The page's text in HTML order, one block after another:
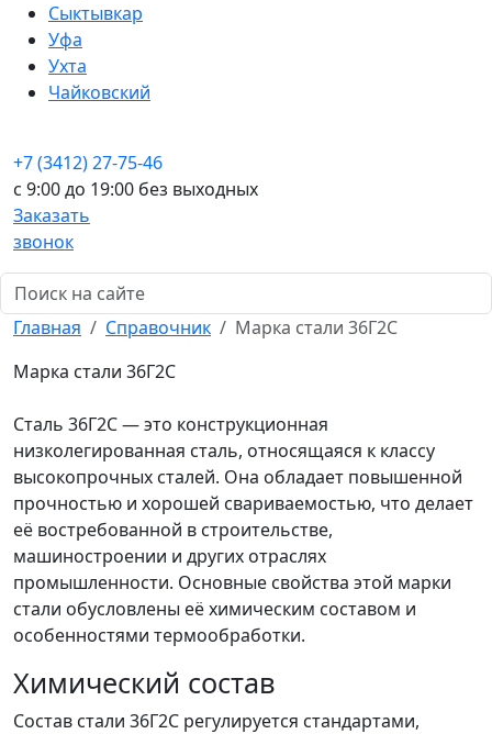
Сыктывкар
Уфа
Ухта
Чайковский
+7 (3412) 27-75-46
c 9:00 до 19:00 без выходных
Заказать
звонок
Главная Справочник
Марка стали 36Г2С
Марка стали 36Г2С
Сталь 36Г2С — это конструкционная
низколегированная сталь, относящаяся к классу
высокопрочных сталей. Она обладает повышенной
прочностью и хорошей свариваемостью, что делает
её востребованной в строительстве,
машиностроении и других отраслях
промышленности. Основные свойства этой марки
стали обусловлены её химическим составом и
особенностями термообработки.
Химический состав
Состав стали 36Г2С регулируется стандартами,